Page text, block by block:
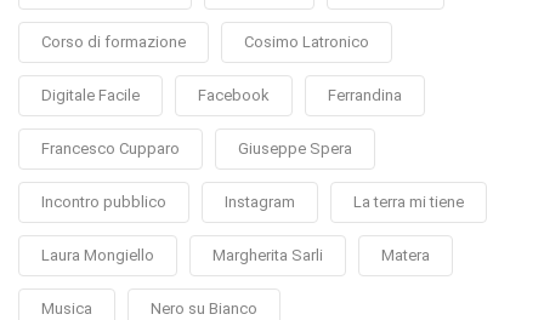
Corso di formazione Cosimo Latronico
Digitale Facile Facebook Ferrandina
Francesco Cupparo Giuseppe Spera
Incontro pubblico Instagram La terra mi tiene
Laura Mongiello Margherita Sarli Matera
Musica Nero su Bianco